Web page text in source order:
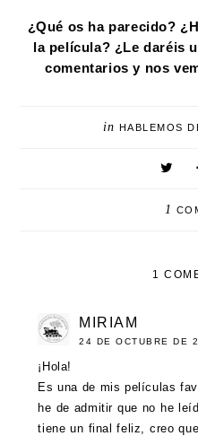
¿Qué os ha parecido?
la película? ¿Le daréis
comentarios y nos
in HABLEMOS
1
1
MIRIAM
24 DE OCTUBRE DE
¡Hola!
Es una de mis películas
he de admitir que no he
tiene un final feliz, creo